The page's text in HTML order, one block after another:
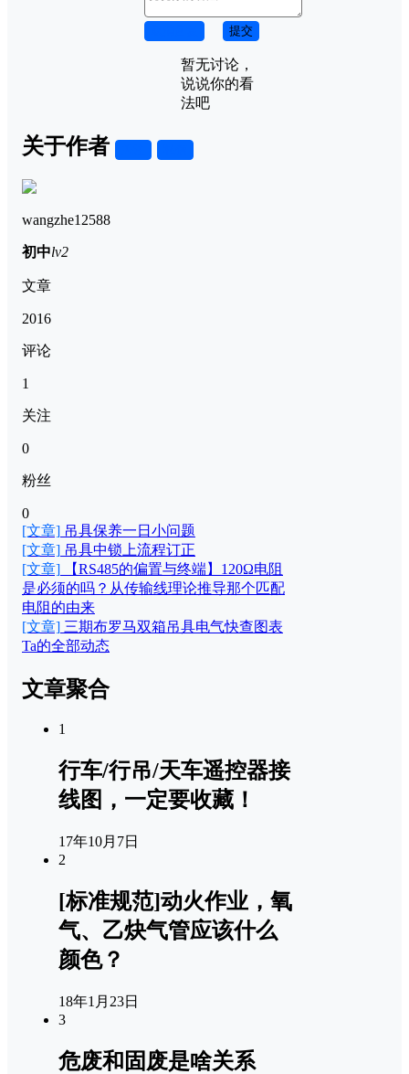
提交
暂无讨论，
说说你的看
法吧
关于作者
wangzhe12588
初中lv2
文章
2016
评论
1
关注
0
粉丝
0
[文章] 吊具保养一日小问题
[文章] 吊具中锁上流程订正
[文章] 【RS485的偏置与终端】120Ω电阻
是必须的吗？从传输线理论推导那个匹配
电阻的由来
[文章] 三期布罗马双箱吊具电气快查图表
Ta的全部动态
文章聚合
1
行车/行吊/天车遥控器接
线图，一定要收藏！
17年10月7日
2
[标准规范]动火作业，氧
气、乙炔气管应该什么
颜色？
18年1月23日
3
危废和固废是啥关系